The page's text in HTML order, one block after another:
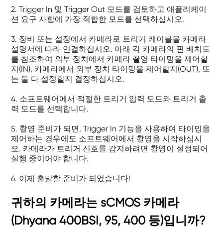
2. Trigger In 및 Trigger Out 모드를 검토하고 애플리케이
션 요구 사항에 가장 적합한 모드를 선택하십시오.
3. 장비 또는 설정에서 카메라로 트리거 케이블을 카메라
설명서에 따라 연결하십시오. 아래 각 카메라의 핀 배치도
를 참조하여 외부 장치에서 카메라 촬영 타이밍을 제어할
지(IN), 카메라에서 외부 장치 타이밍을 제어할지(OUT), 또
는 둘 다 설정할지 결정하십시오.
4. 소프트웨어에서 적절한 트리거 입력 모드와 트리거 출
력 모드를 선택합니다.
5. 촬영 준비가 되면, Trigger In 기능을 사용하여 타이밍을
제어하는 ​​경우에도 소프트웨어에서 촬영을 시작하십시
오. 카메라가 트리거 신호를 감지하려면 촬영이 설정되어
실행 중이어야 합니다.
6. 이제 출발할 준비가 되었습니다!
귀하의 카메라는 sCMOS 카메라
(Dhyana 400BSI, 95, 400 등)입니까?